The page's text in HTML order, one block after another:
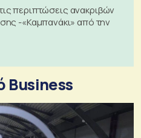
περιπτώσεις ανακριβών
-«Καμπανάκι» από την
Business